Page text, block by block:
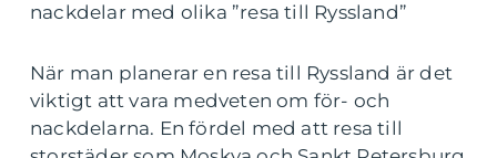
nackdelar med olika ”resa till Ryssland”
När man planerar en resa till Ryssland är det
viktigt att vara medveten om för- och
nackdelarna. En fördel med att resa till